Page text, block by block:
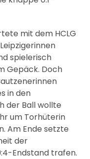
mit dem HCLG
spielerisch
Gepäck. Doch
in den
der Ball wollte
um Torhüterin
Am Ende setzte
der
Endstand trafen.